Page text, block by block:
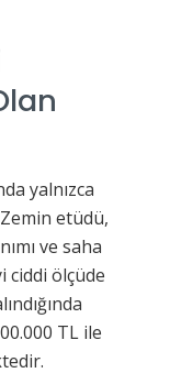
yalnızca
etüdü,
ve saha
ciddi ölçüde
TL ile